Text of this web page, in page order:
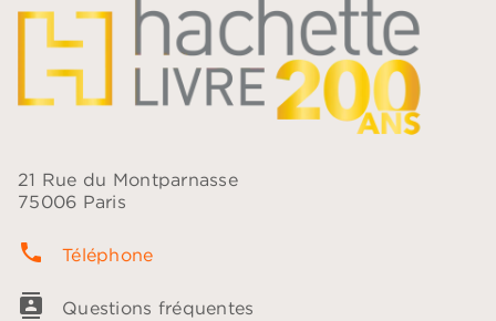
21 Rue du Montparnasse
75006 Paris
phone Téléphone
contacts Questions fréquentes